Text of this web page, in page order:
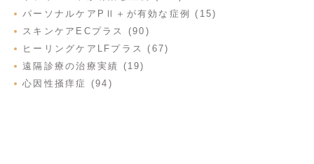
パーソナルケアPⅡ＋が有効な症例 (15)
スキンケアECプラス (90)
ヒーリングケアLFプラス (67)
遠隔診療の治療実績 (19)
心因性掻痒症 (94)